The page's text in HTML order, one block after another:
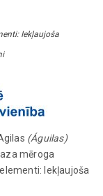
Iekļaujoša
(Águilas)
mēroga
Iekļaujoša